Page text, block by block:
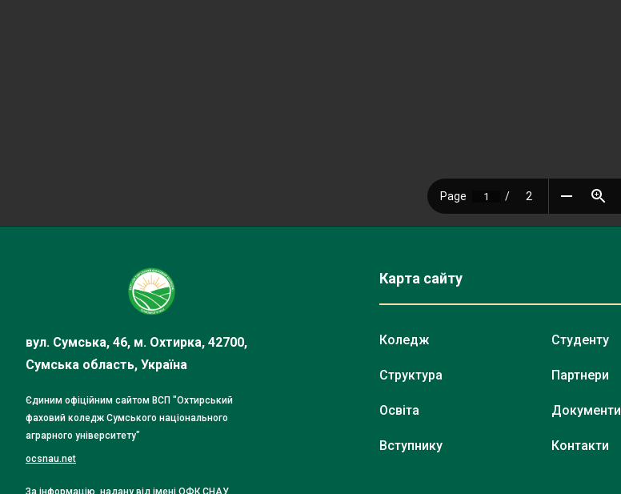
вул. Сумська, 46, м. Охтирка, 42700,
Сумська область, Україна
Єдиним офіційним сайтом ВСП "Охтирський
фаховий коледж Сумського національного
аграрного університету"
ocsnau.net
Карта сайту
Коледж
Структура
Освіта
Вступнику
Студенту
Партнери
Документи
Контакти